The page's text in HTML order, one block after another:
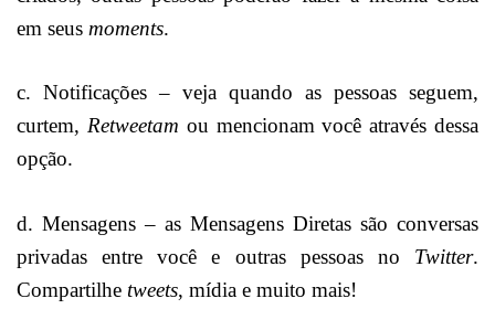
em seus moments.
c. Notificações – veja quando as pessoas seguem,
curtem, Retweetam ou mencionam você através dessa
opção.
d. Mensagens – as Mensagens Diretas são conversas
privadas entre você e outras pessoas no Twitter.
Compartilhe tweets, mídia e muito mais!